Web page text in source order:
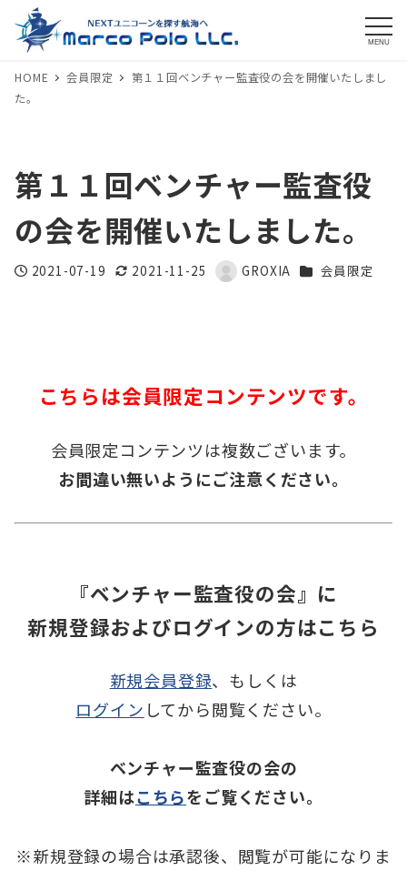
MENU
HOME 会員限定
第１１回ベンチャー監査役の会を開催いたしまし
た。
第１１回ベンチャー監査役
の会を開催いたしました。
投稿日
2021-07-19
更新日
2021-11-25
著
GROXIA カテゴリー
会員限定
こちらは会員限定コンテンツです。
会員限定コンテンツは複数ございます。
お間違い無いようにご注意ください。
『ベンチャー監査役の会』に
新規登録およびログインの方はこちら
新規会員登録、もしくは
ログイン してから閲覧ください。
ベンチャー監査役の会の
詳細はこちらをご覧ください。
※新規登録の場合は承認後、 閲覧が可能になりま